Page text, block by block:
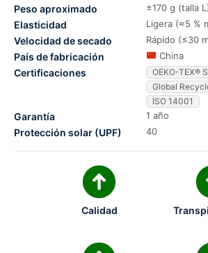
Peso aproximado ±170 g (talla
Elasticidad Ligera (≈5 %
Velocidad de secado Rápido (≤30
País de fabricación China
Certificaciones
OEKO-TEX®
Global
ISO 14001
Garantía 1 año
Protección solar (UPF) 40
Calidad